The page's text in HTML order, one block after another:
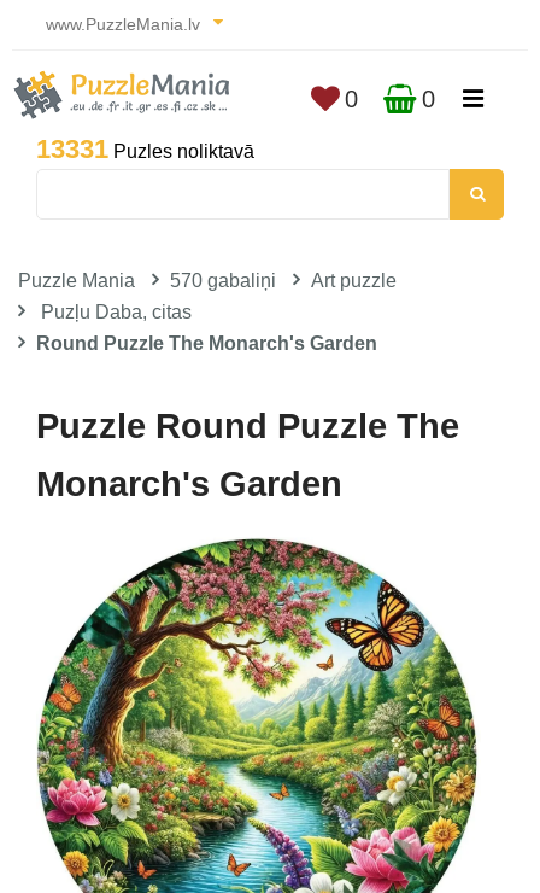
www.PuzzleMania.lv
13331 Puzles noliktavā
0 0
Puzzle Mania 570 gabaliņi
Art puzzle
Puzļu Daba, citas
Round Puzzle The Monarch's Garden
Puzzle Round Puzzle The
Monarch's Garden